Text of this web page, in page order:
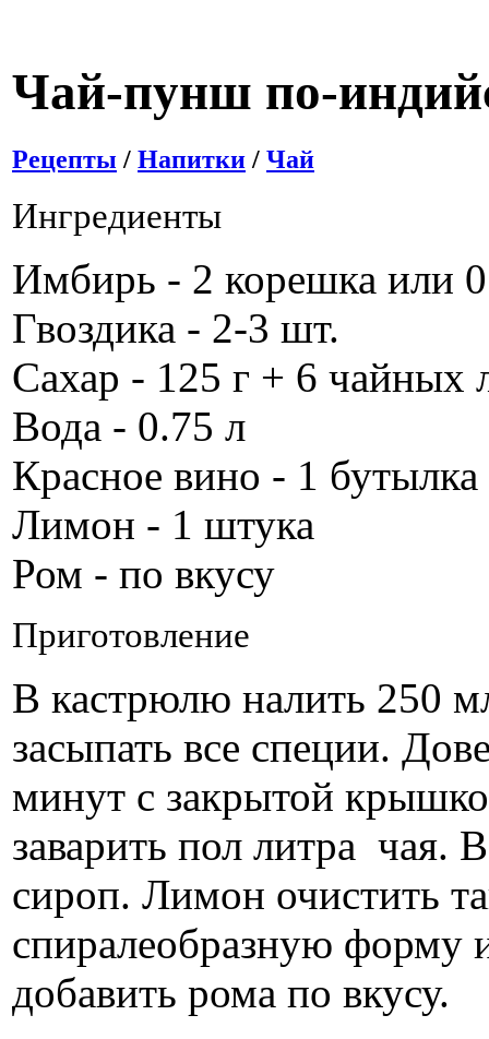
Чай-пунш по-
Рецепты / Напитки / Чай
Ингредиенты
Имбирь - 2 корешка или
Гвоздика - 2-3 шт.
Сахар - 125 г + 6
Вода - 0.75 л
Красное вино - 1 бутылка
Лимон - 1 штука
Ром - по вкусу
Приготовление
В кастрюлю налить 250
засыпать все специи.
минут с закрытой
заварить пол литра чая.
сироп. Лимон очистить
спиралеобразную форму
добавить рома по вкусу.